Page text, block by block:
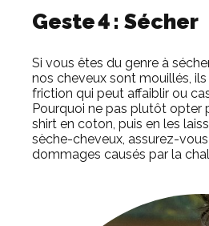
Geste 4 : Sécher
Si vous êtes du genre à
nos cheveux sont mouillés,
friction qui peut affaiblir ou
Pourquoi ne pas plutôt opter
shirt en coton, puis en les
sèche-cheveux, assurez-
dommages causés par la